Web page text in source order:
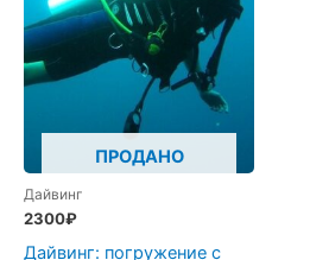
ПРОДАНО
Дайвинг
2300₽
Дайвинг: погружение с